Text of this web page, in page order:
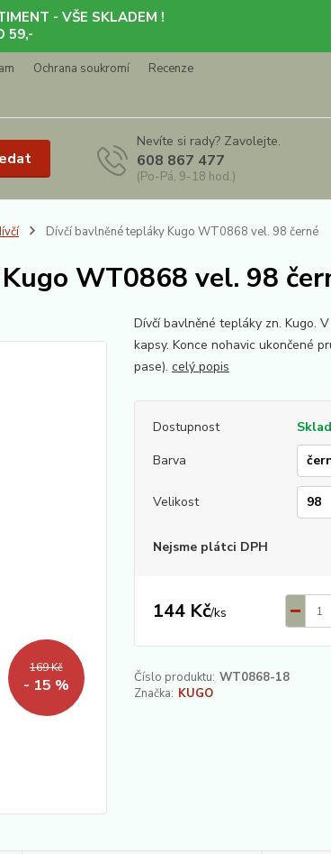
- VŠE SKLADEM !
59,-
Ochrana soukromí
Recenze
Nevíte si rady? Zavolejte.
608 867 477
(Po-Pá, 9-18 hod.)
Dívčí bavlněné tepláky Kugo WT0868 vel. 98 černé
WT0868 vel. 98
169 Kč
- 15 %
Dívčí bavlněné tepláky zn. Kugo.
kapsy. Konce nohavic ukončené
pase). celý popis
Dostupnost
Barva
Velikost
Nejsme plátci DPH
144 Kč/ks
Číslo produktu: WT0868-18
Značka: KUGO